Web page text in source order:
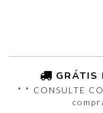
GRÁTIS
* * CONSULTE